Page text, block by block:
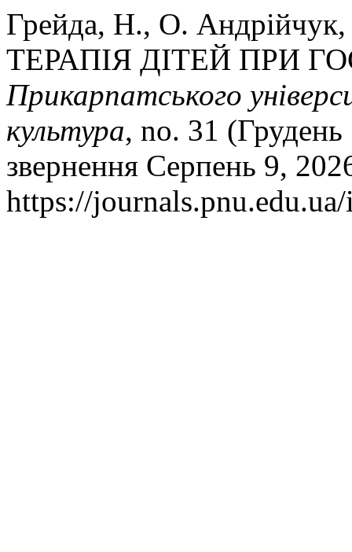
Грейда, Н., О.
ТЕРАПІЯ ДІТЕЙ ПРИ
Прикарпатського
культура, no. 31
звернення Серпень 9,
https://